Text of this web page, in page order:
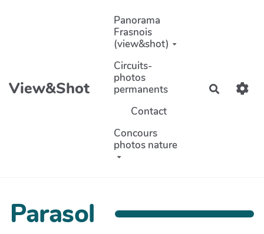
Aller au contenu principal
View&Shot
Panorama
Frasnois
(view&shot)
Circuits-
photos
permanents
Contact
Concours
photos nature
Parasol